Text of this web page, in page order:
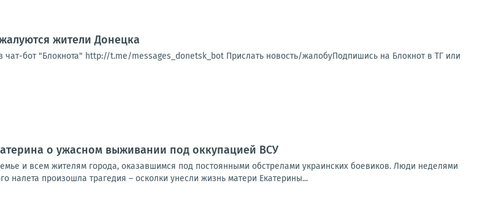
жители Донецка
чат-бот "Блокнота" http://t.me/messages_donetsk_bot Прислать новость/жалобуПодпишись на Блокнот в ТГ или
о ужасном выживании под оккупацией ВСУ
и всем жителям города, оказавшимся под постоянными обстрелами украинских боевиков. Люди неделями
налета произошла трагедия – осколки унесли жизнь матери Екатерины...